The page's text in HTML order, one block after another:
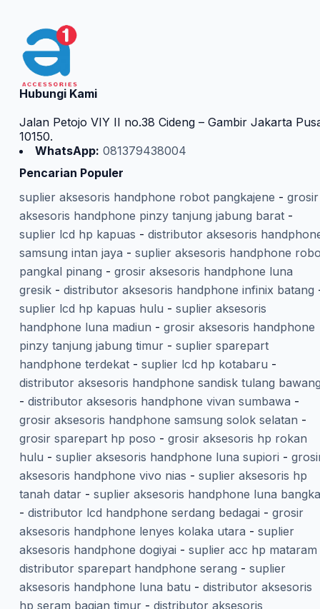
Hubungi Kami
Jalan Petojo VIY II no.38 Cideng – Gambir Jakarta
10150.
WhatsApp: 081379438004
Pencarian Populer
suplier aksesoris handphone robot pangkajene - grosir
aksesoris handphone pinzy tanjung jabung barat-
suplier lcd hp kapuas - distributor aksesoris
samsung intan jaya - suplier aksesoris handphone
pangkal pinang - grosir aksesoris handphone luna
gresik- distributor aksesoris handphone infinix batang
suplier lcd hp kapuas hulu - suplier aksesoris
handphone luna madiun - grosir aksesoris handphone
pinzy tanjung jabung timur- suplier sparepart
handphone terdekat- suplier lcd hp kotabaru -
distributor aksesoris handphone sandisk tulang bawang
- distributor aksesoris handphone vivan sumbawa -
grosir aksesoris handphone samsung solok selatan -
grosir sparepart hp poso - grosir aksesoris hp rokan
hulu - suplier aksesoris handphone luna supiori -
aksesoris handphone vivo nias - suplier aksesoris hp
tanah datar- suplier aksesoris handphone luna bangka
- distributor lcd handphone serdang bedagai - grosir
aksesoris handphone lenyes kolaka utara - suplier
aksesoris handphone dogiyai - suplier acc hp mataram
distributor sparepart handphone serang - suplier
aksesoris handphone luna batu - distributor aksesoris
hp seram bagian timur- distributor aksesoris